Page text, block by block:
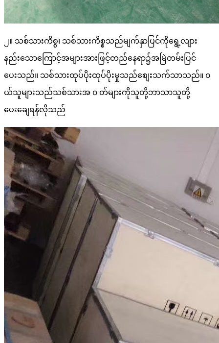
၂။ သစ်သားကိစ္စ၊ သစ်သားကိစ္စသည်မျက်နှာပြင်ကိုရွေ့လျား
နည်းသောကြောင့်အများအားဖြင့်တည်နေရာ၌အမြဲတမ်းပြင်
ပေးသည်။ သစ်သားထုပ်ပိုးထုပ်ပိုးမှုသည်စျေးသက်သာသည်။ ၀
ယ်သူများသည်သစ်သားအ ၀ တ်များကိုသူတို့ဘာသာသူတို့
ပေးချေရန်လိုသည်